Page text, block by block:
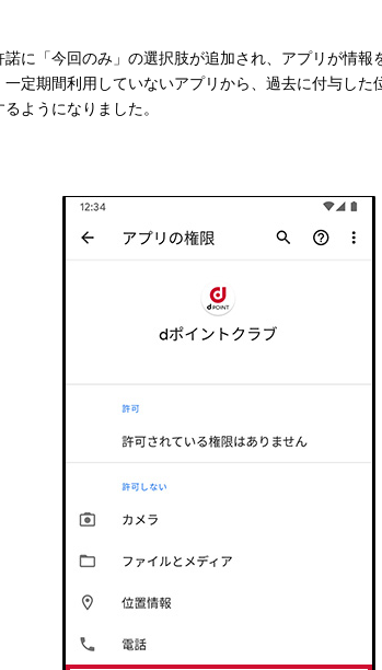
に「今回のみ」の選択肢が追加され、アプリが情報
定期間利用していないアプリから、過去に付与した
ようになりました。